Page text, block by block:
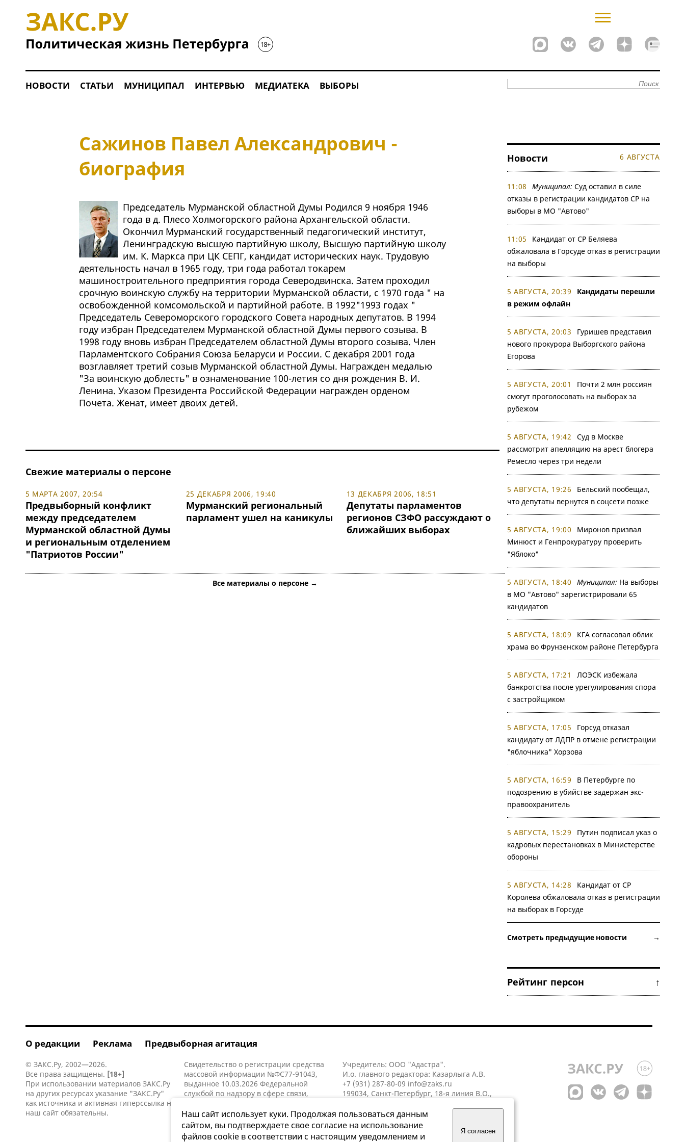
НОВОСТИ СТАТЬИ МУНИЦИПАЛ ИНТЕРВЬЮ МЕДИАТЕКА ВЫБОРЫ
Сажинов Павел Александрович -
биография
Председатель Мурманской областной Думы Родился 9 ноября 1946
года в д. Плесо Холмогорского района Архангельской области.
Окончил Мурманский государственный педагогический институт,
Ленинградскую высшую партийную школу, Высшую партийную школу
им. К. Маркса при ЦК СЕПГ, кандидат исторических наук. Трудовую
деятельность начал в 1965 году, три года работал токарем
машиностроительного предприятия города Северодвинска. Затем проходил
срочную воинскую службу на территории Мурманской области, с 1970 года " на
освобожденной комсомольской и партийной работе. В 1992"1993 годах "
Председатель Североморского городского Совета народных депутатов. В 1994
году избран Председателем Мурманской областной Думы первого созыва. В
1998 году вновь избран Председателем областной Думы второго созыва. Член
Парламентского Собрания Союза Беларуси и России. С декабря 2001 года
возглавляет третий созыв Мурманской областной Думы. Награжден медалью
"За воинскую доблесть" в ознаменование 100-летия со дня рождения В. И.
Ленина. Указом Президента Российской Федерации награжден орденом
Почета. Женат, имеет двоих детей.
Свежие материалы о персоне
5 МАРТА 2007, 20:54
Предвыборный конфликт
между председателем
Мурманской областной Думы
и региональным отделением
"Патриотов России"
25 ДЕКАБРЯ 2006, 19:40
Мурманский региональный
парламент ушел на каникулы
13 ДЕКАБРЯ 2006, 18:51
Депутаты парламентов
регионов СЗФО рассуждают о
ближайших выборах
Все материалы о персоне →
Новости 6 АВГУСТА
11:08 Муниципал: Суд оставил в силе
отказы в регистрации кандидатов СР на
выборы в МО "Автово"
11:05
Кандидат от СР Беляева
обжаловала в Горсуде отказ в регистрации
на выборы
5 АВГУСТА, 20:39
Кандидаты перешли
в режим офлайн
5 АВГУСТА, 20:03
Гуришев представил
нового прокурора Выборгского района
Егорова
5 АВГУСТА, 20:01
Почти 2 млн россиян
смогут проголосовать на выборах за
рубежом
5 АВГУСТА, 19:42
Суд в Москве
рассмотрит апелляцию на арест блогера
Ремесло через три недели
5 АВГУСТА, 19:26
Бельский пообещал,
что депутаты вернутся в соцсети позже
5 АВГУСТА, 19:00
Миронов призвал
Минюст и Генпрокуратуру проверить
"Яблоко"
5 АВГУСТА, 18:40 Муниципал: На выборы
в МО "Автово" зарегистрировали 65
кандидатов
5 АВГУСТА, 18:09
КГА согласовал облик
храма во Фрунзенском районе Петербурга
5 АВГУСТА, 17:21
ЛОЭСК избежала
банкротства после урегулирования спора
с застройщиком
5 АВГУСТА, 17:05
Горсуд отказал
кандидату от ЛДПР в отмене регистрации
"яблочника" Хорзова
5 АВГУСТА, 16:59
В Петербурге по
подозрению в убийстве задержан экс-
правоохранитель
5 АВГУСТА, 15:29
Путин подписал указ о
кадровых перестановках в Министерстве
обороны
5 АВГУСТА, 14:28
Кандидат от СР
Королева обжаловала отказ в регистрации
на выборах в Горсуде
Смотреть предыдущие новости →
Рейтинг персон ↑
О редакции Реклама Предвыборная агитация
© ЗАКС.Ру, 2002—2026.
Все права защищены. [18+]
При использовании материалов ЗАКС.Ру
на других ресурсах указание "ЗАКС.Ру"
как источника и активная гиперссылка на
наш сайт обязательны.
Свидетельство о регистрации средства
массовой информации №ФС77-91043,
выданное 10.03.2026 Федеральной
службой по надзору в сфере связи,
коммуникаций (Роскомнадзор).
Учредитель: ООО "Адастра".
И.о. главного редактора: Казарлыга А.В.
+7 (931) 287-80-09 info@zaks.ru
199034, Санкт-Петербург, 18-я линия В.О.,
Наш сайт использует куки. Продолжая пользоваться данным
сайтом, вы подтверждаете свое согласие на использование
файлов cookie в соответствии с настоящим уведомлением и
Я согласен